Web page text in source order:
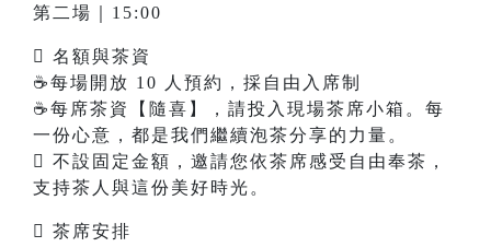
第二場｜15:00
 名額與茶資
☕每場開放 10 人預約，採自由入席制
☕每席茶資【隨喜】，請投入現場茶席小箱。每
一份心意，都是我們繼續泡茶分享的力量。
 不設固定金額，邀請您依茶席感受自由奉茶，
支持茶人與這份美好時光。
 茶席安排